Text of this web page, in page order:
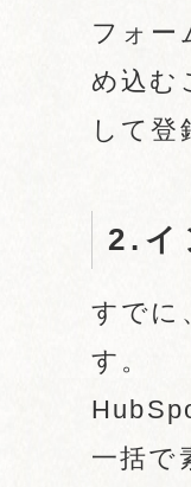
フォー
め込む
して登
2.イ
すでに
す。
一括で